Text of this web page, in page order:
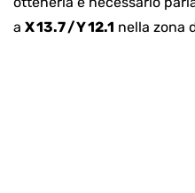
a X 13.7 / Y 12.1 nella zona